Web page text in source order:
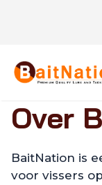
inhoud
Over
BaitNation is
voor vissers